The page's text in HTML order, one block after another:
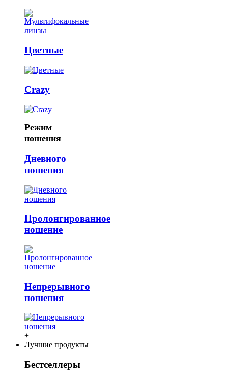
Цветные
Crazy
Режим
ношения
Дневного
ношения
Пролонгированное
ношение
Непрерывного
ношения
+
Лучшие продукты
Бестселлеры